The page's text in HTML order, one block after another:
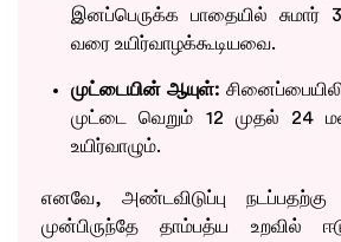
இனப்பெருக்க பாதையில் சுமார்
வரை உயிர்வாழக்கூடியவை.
முட்டையின் ஆயுள்:
முட்டை வெறும் 12 முதல் 24
உயிர்வாழும்.
எனவே, அண்டவிடுப்பு நடப்பதற்கு
முன்பிருந்தே தாம்பத்ய உறவில்